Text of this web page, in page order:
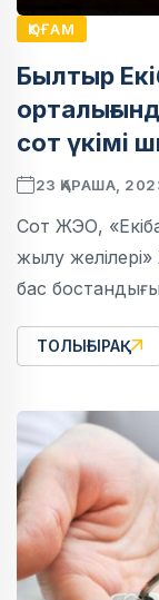
ҚОҒАМ
Былтыр
сот үкімі
23 ҚАРАША,
Сот ЖЭО,
жылу
бас
ТОЛЫҒЫРАҚ